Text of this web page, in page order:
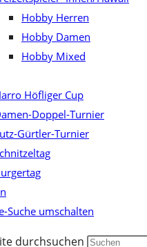
Hobby Herren
Hobby Damen
Hobby Mixed
Höfliger Cup
Doppel-Turnier
Gürtler-Turnier
Suche umschalten
durchsuchen